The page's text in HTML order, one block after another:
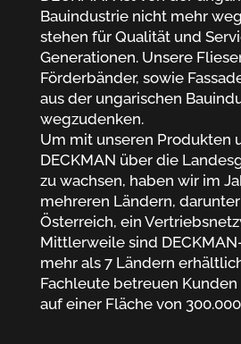
Bauindustrie nicht mehr
stehen für Qualität und
Generationen. Unsere
Förderbänder, sowie
aus der ungarischen
wegzudenken.
Um mit unseren Produkten
DECKMAN über die
zu wachsen, haben wir im
mehreren Ländern,
Österreich, ein
Mittlerweile sind
mehr als 7 Ländern
Fachleute betreuen Kunden
auf einer Fläche von